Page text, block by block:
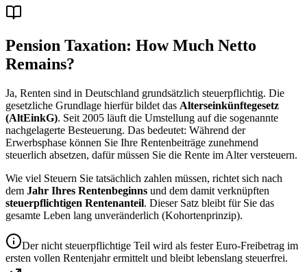
Pension Taxation: How Much Netto
Remains?
Ja, Renten sind in Deutschland grundsätzlich steuerpflichtig. Die
gesetzliche Grundlage hierfür bildet das Alterseinkünftegesetz
(AltEinkG). Seit 2005 läuft die Umstellung auf die sogenannte
nachgelagerte Besteuerung. Das bedeutet: Während der
Erwerbsphase können Sie Ihre Rentenbeiträge zunehmend
steuerlich absetzen, dafür müssen Sie die Rente im Alter versteuern.
Wie viel Steuern Sie tatsächlich zahlen müssen, richtet sich nach
dem Jahr Ihres Rentenbeginns und dem damit verknüpften
steuerpflichtigen Rentenanteil. Dieser Satz bleibt für Sie das
gesamte Leben lang unveränderlich (Kohortenprinzip).
Der nicht steuerpflichtige Teil wird als fester Euro-Freibetrag im
ersten vollen Rentenjahr ermittelt und bleibt lebenslang steuerfrei.